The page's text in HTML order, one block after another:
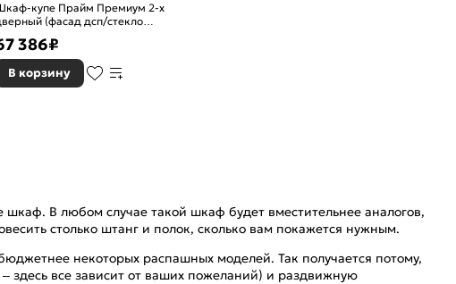
купе Прайм Премиум 2-х
(фасад дсп/стекло
снег
386₽
В корзину
В любом случае такой шкаф будет вместительнее аналогов,
столько штанг и полок, сколько вам покажется нужным.
некоторых распашных моделей. Так получается потому,
здесь все зависит от ваших пожеланий) и раздвижную